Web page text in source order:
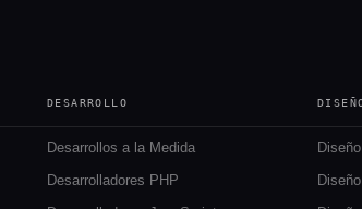
DESARROLLO
Desarrollos a la Medida
Desarrolladores PHP